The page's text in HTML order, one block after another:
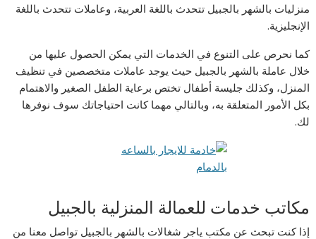
منزليات بالشهر بالجبيل تتحدث باللغة العربية، وعاملات تتحدث باللغة
الإنجليزية.
كما نحرص على التنوع في الخدمات التي يمكن الحصول عليها من
خلال عاملة بالشهر بالجبيل حيث يوجد عاملات متخصصين في تنظيف
المنزل، وكذلك جليسة أطفال تختص برعاية الطفل الصغير والاهتمام
بكل الأمور المتعلقة به، وبالتالي مهما كانت احتياجاتك سوف نوفرها
لك.
مكاتب خدمات للعمالة المنزلية بالجبيل
إذا كنت تبحث عن مكتب ياجر شغالات بالشهر بالجبيل تواصل معنا من